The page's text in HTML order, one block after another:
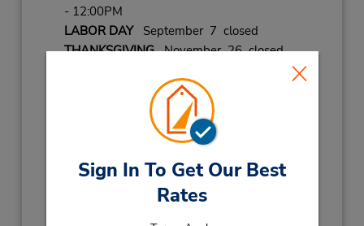
Sign In To Get Our Best
Rates
- 12:00PM
LABOR DAYSeptember 7 closed
THANKSGIVINGNovember 26 closed
December 24 08:00AM
CHRISTMAS DAY
December 25 closed
NEW YEARS EVEDecember 31 08:00AM